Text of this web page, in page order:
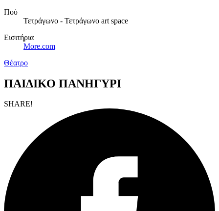
Πού
Τετράγωνο - Τετράγωνο art space
Εισιτήρια
More.com
Θέατρο
ΠΑΙΔΙΚΟ ΠΑΝΗΓΥΡΙ
SHARE!